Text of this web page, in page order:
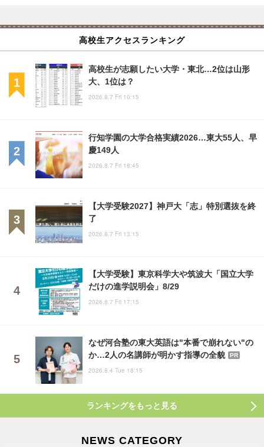
高校生アクセスランキング
高校生が志願したい大学・東北…2位は山形
大、1位は？
2026.8.7 Fri 10:15
行知学園の大学合格実績2026…東大55人、早
慶149人
2026.8.7 Fri 18:45
【大学受験2027】神戸大「志」特別選抜を終
了
2026.8.7 Fri 13:15
【大学受験】東京科学大や筑波大「国立大学
だけの進学説明会」8/29
2026.8.7 Fri 17:15
なぜ河合塾の東大英語は"本番で崩れない"の
か…2人の名講師が明かす指導の全貌
PR
2026.8.4 Tue 18:15
ランキングをもっと見る
NEWS CATEGORY